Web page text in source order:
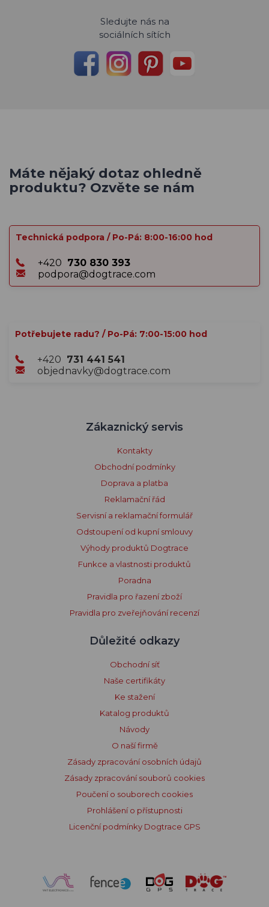
Sledujte nás na
sociálních sítích
Máte nějaký dotaz ohledně
produktu? Ozvěte se nám
Technická podpora / Po-Pá: 8:00-16:00 hod
+420 730 830 393
podpora@dogtrace.com
Potřebujete radu? / Po-Pá: 7:00-15:00 hod
+420 731 441 541
objednavky@dogtrace.com
Zákaznický servis
Kontakty
Obchodní podmínky
Doprava a platba
Reklamační řád
Servisní a reklamační formulář
Odstoupení od kupní smlouvy
Výhody produktů Dogtrace
Funkce a vlastnosti produktů
Poradna
Pravidla pro řazení zboží
Pravidla pro zveřejňování recenzí
Důležité odkazy
Obchodní síť
Naše certifikáty
Ke stažení
Katalog produktů
Návody
O naší firmě
Zásady zpracování osobních údajů
Zásady zpracování souborů cookies
Poučení o souborech cookies
Prohlášení o přístupnosti
Licenční podmínky Dogtrace GPS